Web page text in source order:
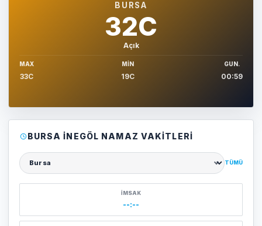
BURSA
32C
Açık
MAX
33C
MIN
19C
GUN.
00:59
BURSA İNEGÖL NAMAZ VAKITLERI
Şehir seçin
TÜMÜ
İMSAK
--:--